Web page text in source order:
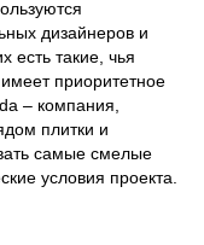
дизайнеров и
есть такие, чья
приоритетное
– компания,
плитки и
самые смелые
условия проекта.